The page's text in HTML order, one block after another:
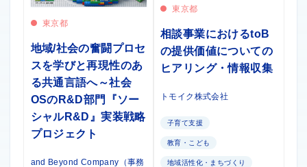
東京都
地域/社会の奮闘プロセ
スを学びと再現性のあ
る共通言語へ～社会
OSのR&D部門『ソー
シャルR&D』実装戦略
プロジェクト
and Beyond Company（事務
東京都
相談事業におけるtoB
の提供価値についての
ヒアリング・情報収集
トモイク株式会社
子育て支援
教育・こども
地域活性化・まちづくり